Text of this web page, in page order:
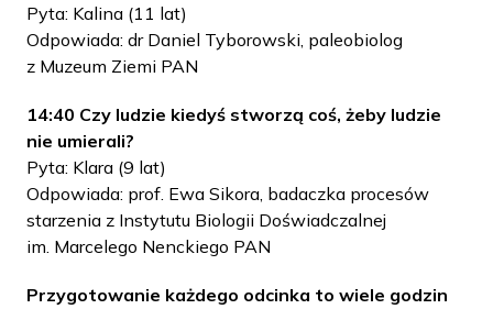
Pyta: Kalina (11 lat)
Odpowiada: dr Daniel Tyborowski, paleobiolog
z Muzeum Ziemi PAN
14:40 Czy ludzie kiedyś stworzą coś, żeby ludzie
nie umierali?
Pyta: Klara (9 lat)
Odpowiada: prof. Ewa Sikora, badaczka procesów
starzenia z Instytutu Biologii Doświadczalnej
im. Marcelego Nenckiego PAN
Przygotowanie każdego odcinka to wiele godzin